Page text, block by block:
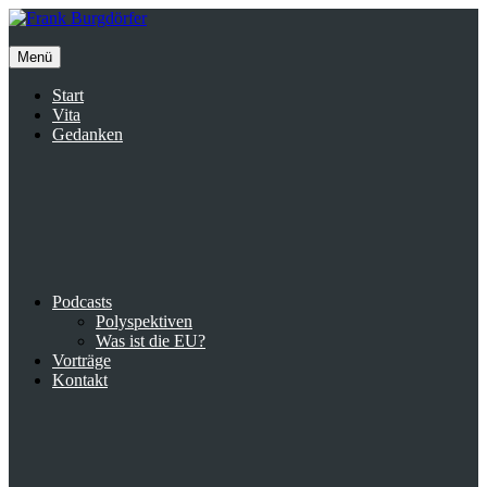
Inhalte
Menü
Start
Vita
Gedanken
Podcasts
Polyspektiven
Was ist die EU?
Vorträge
Kontakt